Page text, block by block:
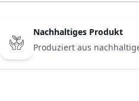
Nachhaltiges Produkt
Produziert aus